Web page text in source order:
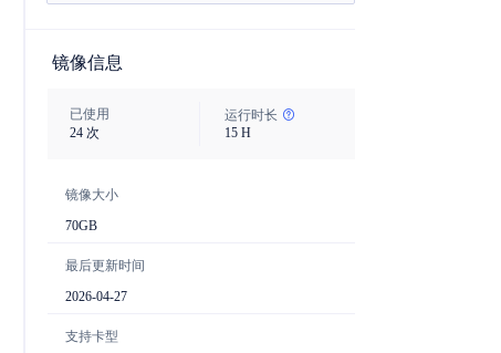
镜像信息
已使用
24 次
运行时长
15H
镜像大小
70GB
最后更新时间
2026-04-27
支持卡型